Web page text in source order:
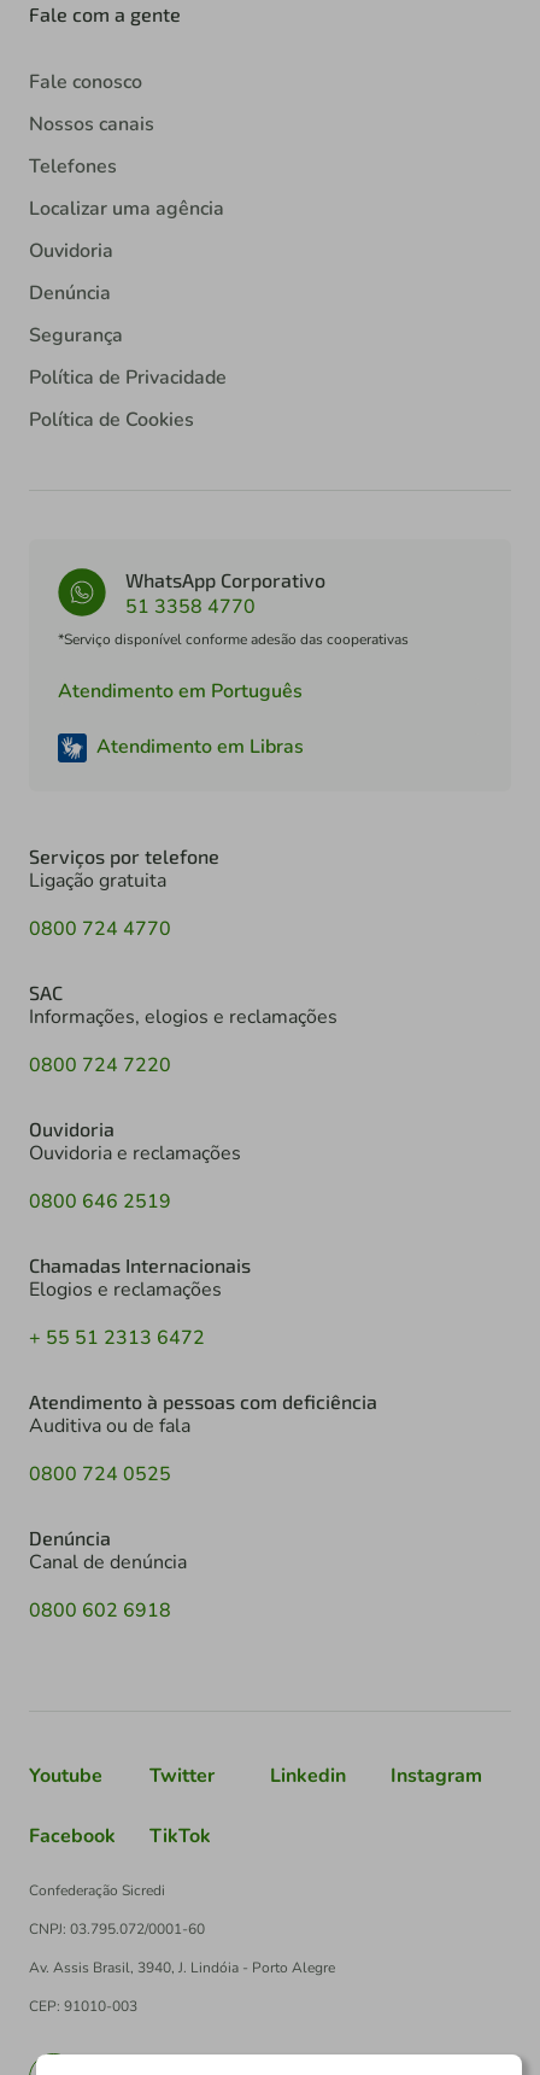
Fale com a gente
Fale conosco
Nossos canais
Telefones
Localizar uma agência
Ouvidoria
Denúncia
Segurança
Política de Privacidade
Política de Cookies
WhatsApp Corporativo
51 3358 4770
*Serviço disponível conforme adesão das cooperativas
Atendimento em Português
Atendimento em Libras
Serviços por telefone
Ligação gratuita
0800 724 4770
SAC
Informações, elogios e reclamações
0800 724 7220
Ouvidoria
Ouvidoria e reclamações
0800 646 2519
Chamadas Internacionais
Elogios e reclamações
+ 55 51 2313 6472
Atendimento à pessoas com deficiência
Auditiva ou de fala
0800 724 0525
Denúncia
Canal de denúncia
0800 602 6918
Youtube Twitter Linkedin Instagram
Facebook TikTok
Confederação Sicredi
CNPJ: 03.795.072/0001-60
Av. Assis Brasil, 3940, J. Lindóia - Porto Alegre
CEP: 91010-003